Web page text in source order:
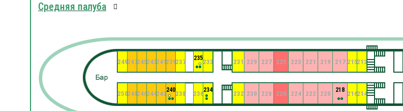
Средняя палуба
213
214
215
216
217
218
219
220
221
222
223
224
225
226
227
228
229
230
231
232
233
234
235
236
237
238
239
240
241
242
243
244
245
246
247
248
249
250